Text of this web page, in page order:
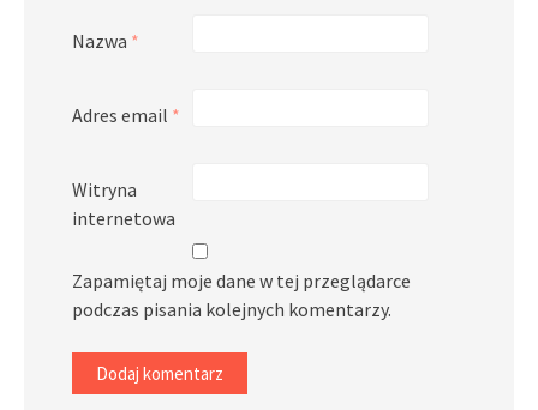
Nazwa *
Adres email *
Witryna
internetowa
Zapamiętaj moje dane w tej przeglądarce
podczas pisania kolejnych komentarzy.